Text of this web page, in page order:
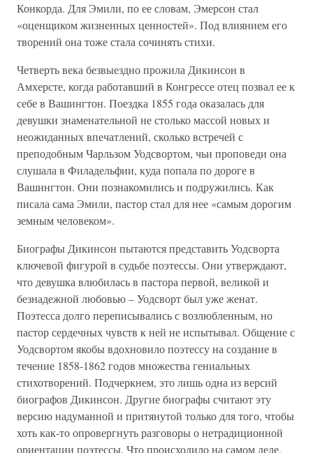
Конкорда. Для Эмили, по ее словам, Эмерсон стал
«оценщиком жизненных ценностей». Под влиянием его
творений она тоже стала сочинять стихи.
Четверть века безвыездно прожила Дикинсон в
Амхерсте, когда работавший в Конгрессе отец позвал ее к
себе в Вашингтон. Поездка 1855 года оказалась для
девушки знаменательной не столько массой новых и
неожиданных впечатлений, сколько встречей с
преподобным Чарльзом Уодсвортом, чьи проповеди она
слушала в Филадельфии, куда попала по дороге в
Вашингтон. Они познакомились и подружились. Как
писала сама Эмили, пастор стал для нее «самым дорогим
земным человеком».
Биографы Дикинсон пытаются представить Уодсворта
ключевой фигурой в судьбе поэтессы. Они утверждают,
что девушка влюбилась в пастора первой, великой и
безнадежной любовью – Уодсворт был уже женат.
Поэтесса долго переписывались с возлюбленным, но
пастор сердечных чувств к ней не испытывал. Общение с
Уодсвортом якобы вдохновило поэтессу на создание в
течение 1858-1862 годов множества гениальных
стихотворений. Подчеркнем, это лишь одна из версий
биографов Дикинсон. Другие биографы считают эту
версию надуманной и притянутой только для того, чтобы
хоть как-то опровергнуть разговоры о нетрадиционной
ориентации поэтессы. Что происходило на самом деле,